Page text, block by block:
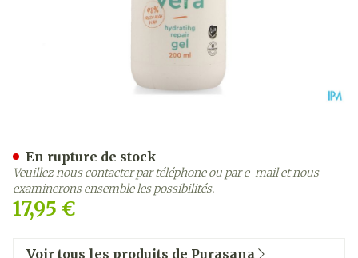
17,95 €
En rupture de stock
Veuillez nous contacter par téléphone ou par e-mail et nous
examinerons ensemble les possibilités.
Voir tous les produits de Purasana